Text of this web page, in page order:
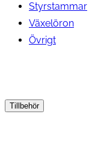
Styrstammar
Växelöron
Övrigt
Tillbehör